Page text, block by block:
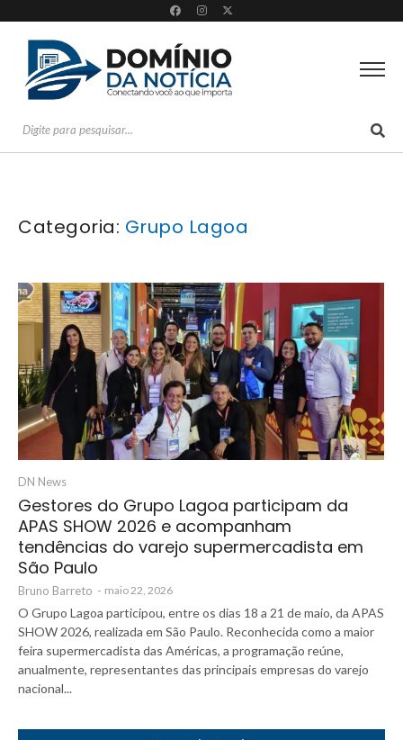
Categoria: Grupo Lagoa
DN News
Gestores do Grupo Lagoa participam da
APAS SHOW 2026 e acompanham
tendências do varejo supermercadista em
São Paulo
Bruno Barreto - maio 22, 2026
O Grupo Lagoa participou, entre os dias 18 a 21 de maio, da APAS
SHOW 2026, realizada em São Paulo. Reconhecida como a maior
feira supermercadista das Américas, a programação reúne,
anualmente, representantes das principais empresas do varejo
nacional...